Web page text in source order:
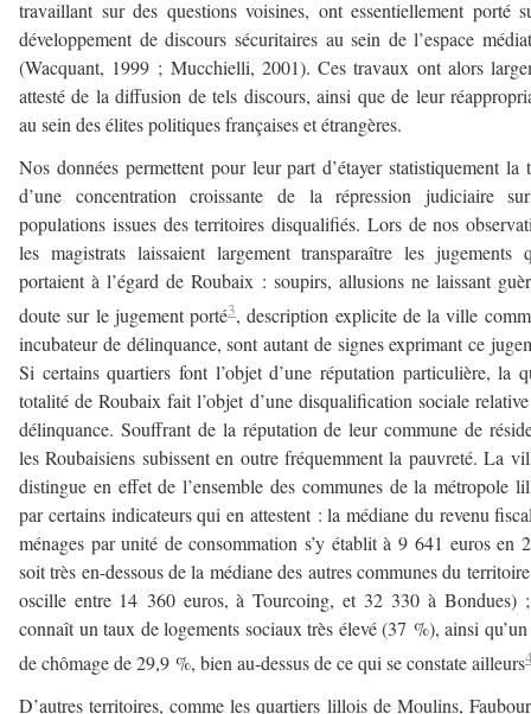
travaillant sur des questions voisines, ont essentiellement porté
développement de discours sécuritaires au sein de l’espace
(Wacquant, 1999 ; Mucchielli, 2001). Ces travaux ont alors
attesté de la diffusion de tels discours, ainsi que de leur
au sein des élites politiques françaises et étrangères.
Nos données permettent pour leur part d’étayer statistiquement la
d’une concentration croissante de la répression judiciaire
populations issues des territoires disqualifiés. Lors de nos
les magistrats laissaient largement transparaître les jugements
portaient à l’égard de Roubaix : soupirs, allusions ne laissant
doute sur le jugement porté3, description explicite de la ville
incubateur de délinquance, sont autant de signes exprimant ce
Si certains quartiers font l’objet d’une réputation particulière, la
totalité de Roubaix fait l’objet d’une disqualification sociale
délinquance. Souffrant de la réputation de leur commune de
les Roubaisiens subissent en outre fréquemment la pauvreté. La
distingue en effet de l’ensemble des communes de la métropole
par certains indicateurs qui en attestent : la médiane du revenu
ménages par unité de consommation s’y établit à 9 641 euros en
soit très en-dessous de la médiane des autres communes du
oscille entre 14 360 euros, à Tourcoing, et 32 330 à Bondues)
connaît un taux de logements sociaux très élevé (37 %), ainsi
de chômage de 29,9 %, bien au-dessus de ce qui se constate ailleurs
D’autres territoires, comme les quartiers lillois de Moulins,